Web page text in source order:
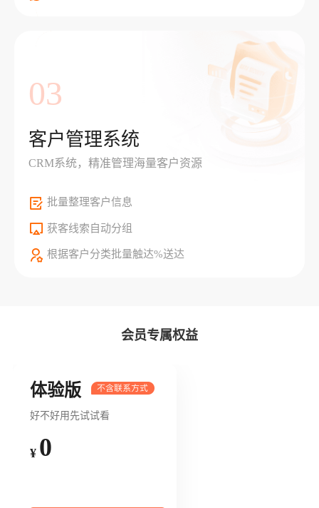
03
客户管理系统
CRM系统，精准管理海量客户资源
批量整理客户信息
获客线索自动分组
根据客户分类批量触达%送达
会员专属权益
体验版
好不好用先试试看
¥ 0